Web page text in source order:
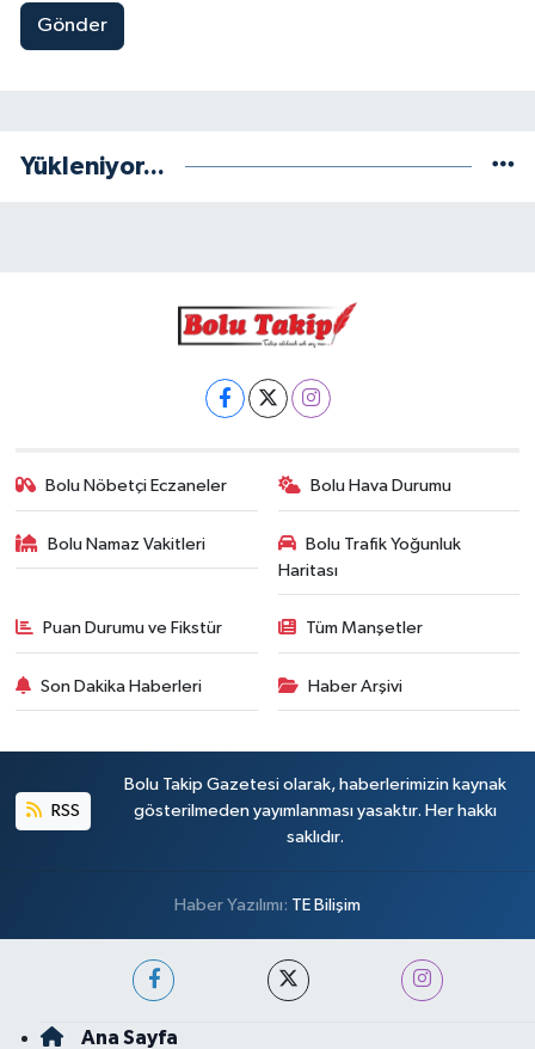
Gönder
Yükleniyor...
Bolu Nöbetçi Eczaneler Bolu Hava Durumu
Bolu Namaz Vakitleri
Bolu Trafik Yoğunluk
Haritası
Puan Durumu ve Fikstür Tüm Manşetler
Son Dakika Haberleri Haber Arşivi
RSS
Bolu Takip Gazetesi olarak, haberlerimizin kaynak
gösterilmeden yayımlanması yasaktır. Her hakkı
saklıdır.
Haber Yazılımı: TE Bilişim
Ana Sayfa